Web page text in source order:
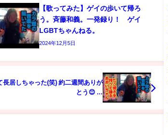
【歌ってみた】ゲイの歩いて帰ろ
う。斉藤和義。一発録り！ ゲイ
LGBTちゃんねる。
2024年12月5日
長居しちゃった(笑) 約二週間ありが
とう😊 ...